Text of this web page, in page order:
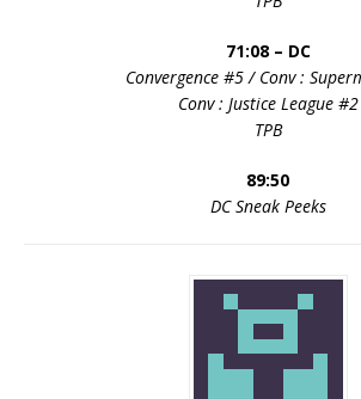
71:08 – DC
Convergence #5 / Conv :
Conv : Justice League #2
TPB
89:50
DC Sneak Peeks